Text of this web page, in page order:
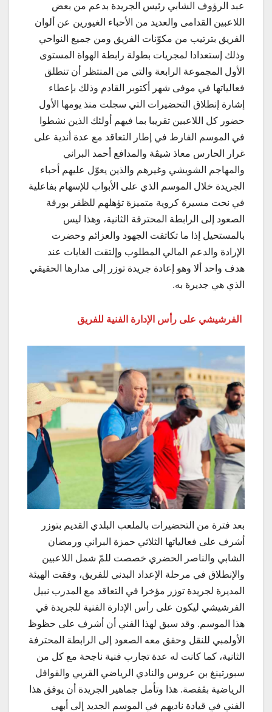
عبد الرؤوف الشابي رئيس الجريدة بدعم من بعض
اللاعبين القدامى والعديد من الأحباء الغيورين عن ألوان
الفريق بترتيب من مكوّنات الفريق ومن جميع النواحي
وذلك إستعدادا لمجريات بطولة رابطة الهواة المستوى
الأول المجموعة الرابعة والتي من المنتظر أن تنطلق
فعالياتها في موفى شهر أكتوبر القادم وذلك بإعطاء
إشارة إنطلاق التحضيرات التي سجلت منذ يومها الأول
حضور كل اللاعبين تقريبا بما فيهم أولئك الذين نشطوا
في الموسم الفارط في إطار التعاقد مع عدة أندية على
غرار الحارس معاذ شيڨة والمدافع أحمد البراني
والمهاجم الشويشي وغيرهم والذين يعوّل عليهم أحباء
الجريدة خلال الموسم الذي على الأبواب للإسهام بفاعلية
في نحت مسيرة كروية متميزة تؤهلهم للظفر بورقة
الصعود إلى الرابطة المحترفة الثانية، وهذا ليس
بالمستحيل إذا ما تكاتفت الجهود والعزائم وحضرت
الإرادة والدعم المالي المطلوب وإلتقت الغايات عند
هدف واحد ألا وهو إعادة جريدة توزر إلى مدارها الحقيقي
الذي هي جديرة به.
الفرشيشي على رأس الإدارة الفنية للفريق
بعد فترة من التحضيرات بالملعب البلدي القديم بتوزر
أشرف على فعالياتها الثلاثي حمزة البراني ورمضان
الشابي والناصر الحضري خصصت للمّ شمل اللاعبين
والإنطلاق في مرحلة الإعداد البدني للفريق، وفقت الهيئة
المديرة لجريدة توزر مؤخرا في التعاقد مع المدرب نبيل
الفرشيشي ليكون على رأس الإدارة الفنية للجريدة في
هذا الموسم. وقد سبق لهذا الفني أن أشرف على حظوظ
الأولمبي للنقل وحقق معه الصعود إلى الرابطة المحترفة
الثانية، كما كانت له عدة تجارب فنية ناجحة مع كل من
سبورتينغ بن عروس والنادي الرياضي القربي والقوافل
الرياضية بڨفصة. هذا وتأمل جماهير الجريدة أن يوفق هذا
الفني في قيادة ناديهم في الموسم الجديد إلى أبهى